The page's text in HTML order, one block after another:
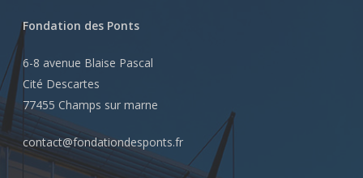
Fondation des Ponts
6-8 avenue Blaise Pascal
Cité Descartes
77455 Champs sur marne
contact@fondationdesponts.fr